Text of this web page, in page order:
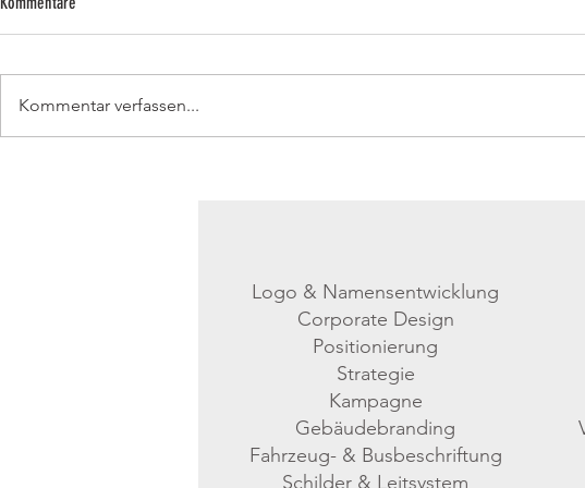
RESTAURANT JULIUS
Kommentar verfassen...
Logo & Namensentwicklung
Corporate Design
Positionierung
Strategie
Kampagne
Gebäudebranding
Fahrzeug- & Busbeschriftung
Schilder & Leitsystem